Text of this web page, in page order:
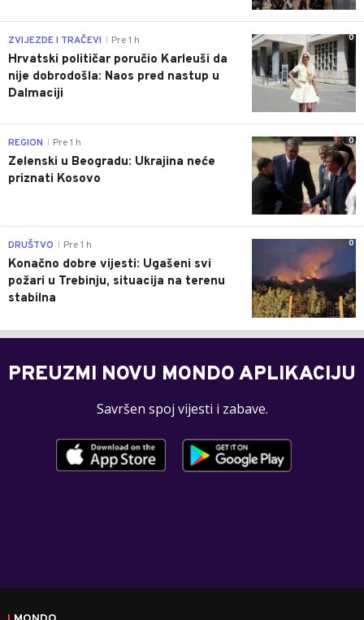
0
ZVIJEZDE I TRAČEVI Pre 1 h
Hrvatski političar poručio Karleuši da
nije dobrodošla: Naos pred nastup u
Dalmaciji
0
REGION Pre 1 h
Zelenski u Beogradu: Ukrajina neće
priznati Kosovo
0
DRUŠTVO Pre 1 h
Konačno dobre vijesti: Ugašeni svi
požari u Trebinju, situacija na terenu
stabilna
PREUZMI NOVU MONDO APLIKACIJU
Savršen spoj vijesti i zabave.